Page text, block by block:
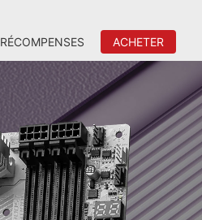
RÉCOMPENSES ACHETER